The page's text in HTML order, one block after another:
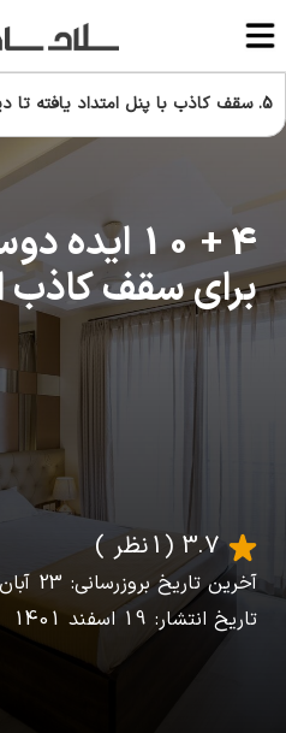
5. سقف کاذب با پنل امتداد یافته تا دیوار
4 + 10
برای سقف کاذب
آخرین تاریخ بروزرسانی: 23 آبان 1402
تاریخ انتشار: 19 اسفند 1401
(1 نظر )